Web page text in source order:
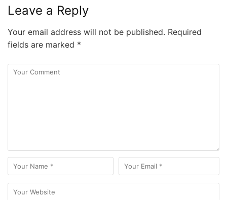
Leave a Reply
Your email address will not be published. Required
fields are marked *